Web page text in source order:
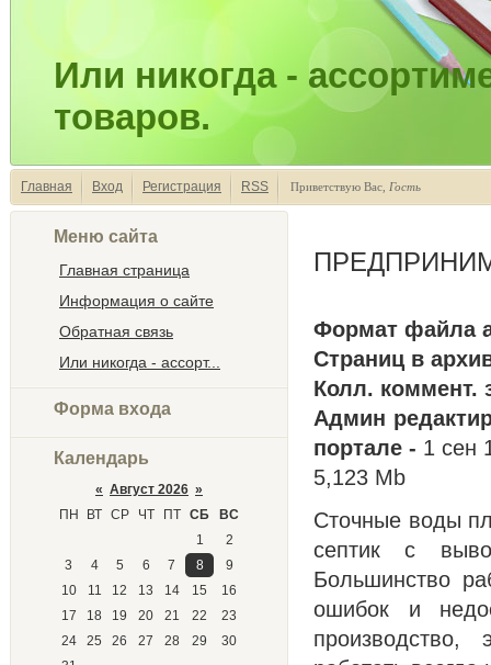
Или никогда -
товаров.
Главная Вход Регистрация RSS Приветствую Вас Гость
Меню сайта
Главная страница
Информация о сайте
Обратная связь
Или никогда - ассорт...
Форма входа
Календарь
« Август 2026 »
ПН
ВТ СР ЧТ ПТ СБ
ВС
1
2
3
4 5 6 7 8
9
10
11 12 13 14 15
16
17
18 19 20 21 22
23
24
25 26 27 28 29
30
Формат файла
Страниц в
Колл. коммент.
Админ
портале - 1 сен
5,123 Mb
Сточные воды
септик с
Большинство
ошибок и